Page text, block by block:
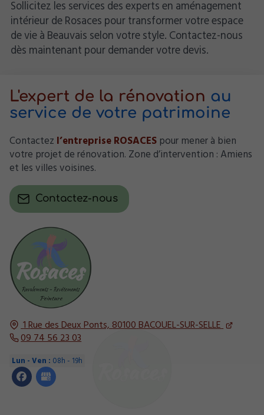
Sollicitez les services des experts en aménagement
intérieur de Rosaces pour transformer votre espace
de vie à Beauvais selon votre style. Contactez-nous
dès maintenant pour demander votre devis.
1 Rue des Deux Ponts, 80100 BACOUEL-SUR-SELLE
09 74 56 23 03
Lun - Ven : 08h - 19h
L'expert de la rénovation au
service de votre patrimoine
Contactez l’entreprise ROSACES pour mener à bien
votre projet de rénovation. Zone d’intervention : Amiens
et les villes voisines.
Contactez-nous